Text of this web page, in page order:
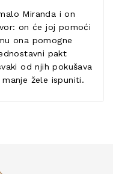
Miranda i on
on će joj pomoći
ona pomogne
pakt
od njih pokušava
žele ispuniti.